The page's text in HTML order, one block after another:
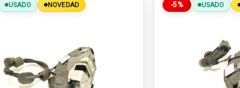
USADO NOVEDAD -5% USADO